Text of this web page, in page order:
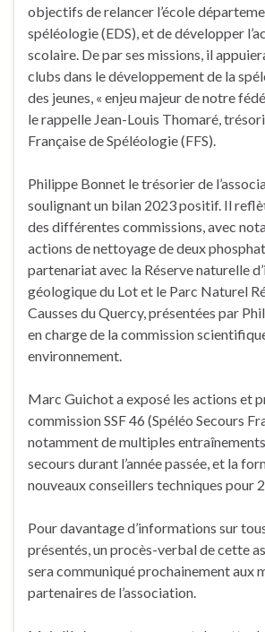
objectifs de relancer l’école
spéléologie (EDS), et de développer
scolaire. De par ses missions, il
clubs dans le développement de la
des jeunes, « enjeu majeur de notre
le rappelle Jean-Louis Thomaré,
Française de Spéléologie (FFS).
Philippe Bonnet le trésorier de
soulignant un bilan 2023 positif. Il
des différentes commissions, avec
actions de nettoyage de deux
partenariat avec la Réserve naturelle
géologique du Lot et le Parc Naturel
Causses du Quercy, présentées par
en charge de la commission
environnement.
Marc Guichot a exposé les actions et
commission SSF 46 (Spéléo Secours
notamment de multiples
secours durant l’année passée, et la
nouveaux conseillers techniques pour
Pour davantage d’informations sur
présentés, un procès-verbal de cette
sera communiqué prochainement aux
partenaires de l’association.